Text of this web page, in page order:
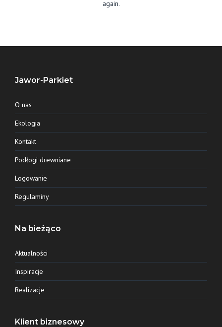
again.
Jawor-Parkiet
O nas
Ekologia
Kontakt
Podłogi drewniane
Logowanie
Regulaminy
Na bieżąco
Aktualności
Inspiracje
Realizacje
Klient biznesowy